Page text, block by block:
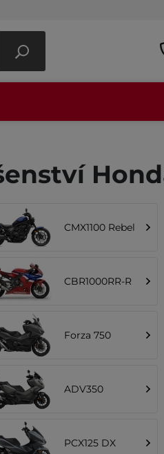
CMX1100 Rebel
CBR1000RR-R
Forza 750
ADV350
PCX125 DX